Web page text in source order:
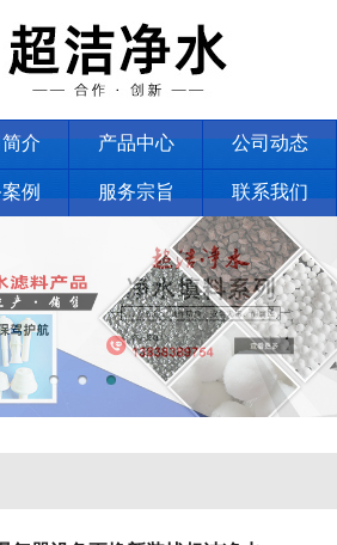
介 产品中心 公司动态
例 服务宗旨 联系我们